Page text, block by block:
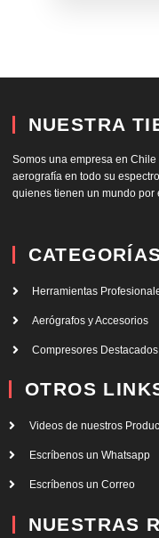
NUESTRA
Somos una empresa en
aerografía en todo su
quienes tienen un mundo por
Herramientas
Aerógrafos y Accesorios
Compresores Destacados
OTROS
Videos de nuestros
Escríbenos un Whatsapp
Escríbenos un Correo
NUESTRAS